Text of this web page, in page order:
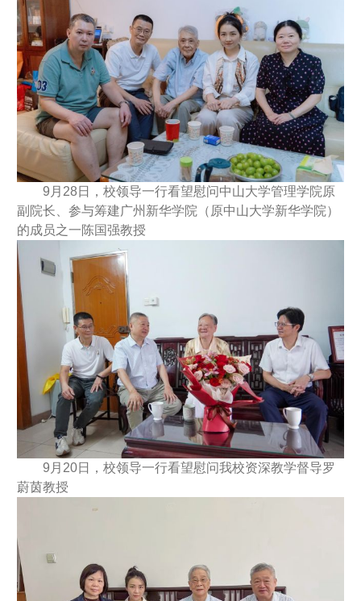
9月28日，校领导一行看望慰问中山大学管理学院原
副院长、参与筹建广州新华学院（原中山大学新华学院）
的成员之一陈国强教授
9月20日，校领导一行看望慰问我校资深教学督导罗
蔚茵教授